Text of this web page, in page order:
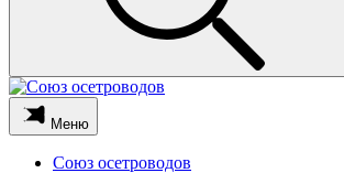
Меню
Союз осетроводов